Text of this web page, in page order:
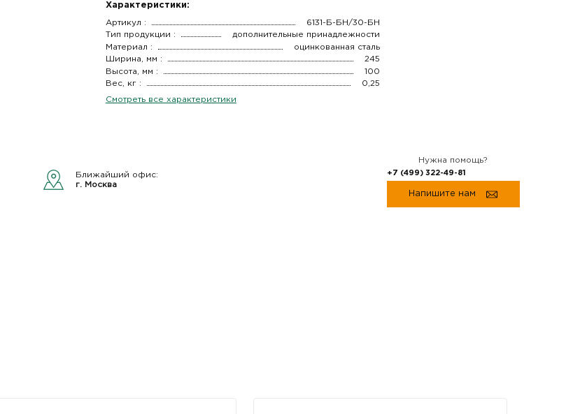
Характеристики:
Артикул :
6131-Б-БН/30-БН
Тип продукции :
дополнительные принадлежности
Материал :
оцинкованная сталь
Ширина, мм :
245
Высота, мм :
100
Вес, кг :
0,25
Смотреть все характеристики
Ближайший офис:
г. Москва
Нужна помощь?
+7 (499) 322-49-81
Напишите нам